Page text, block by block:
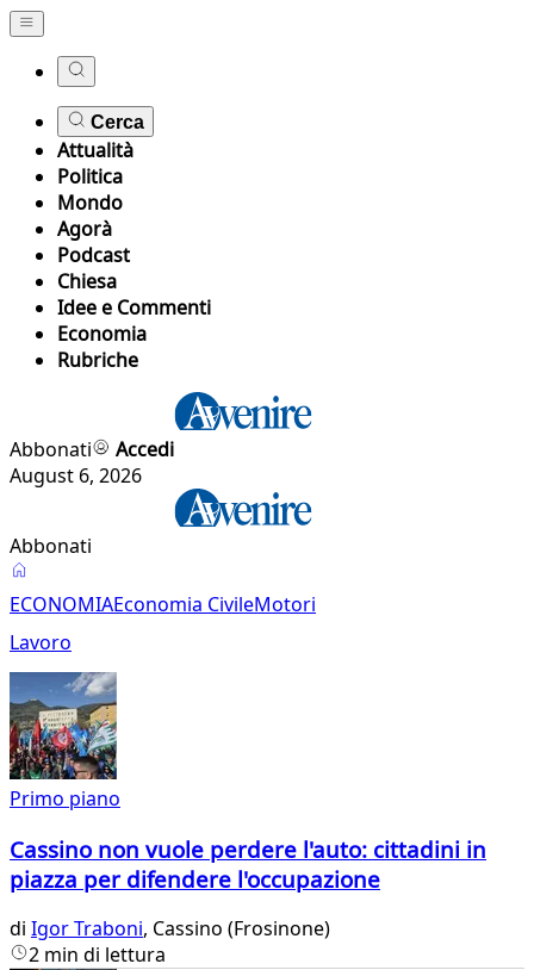
Cerca
Attualità
Politica
Mondo
Agorà
Podcast
Chiesa
Idee e Commenti
Economia
Rubriche
Abbonati
Accedi
August 6, 2026
Abbonati
Economia
ECONOMIAEconomia CivileMotori
Lavoro
Primo piano
Cassino non vuole perdere l'auto: cittadini in
piazza per difendere l'occupazione
di Igor Traboni, Cassino (Frosinone)
2 min di lettura